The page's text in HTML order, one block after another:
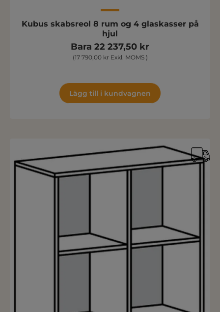
Kubus skabsreol 8 rum og 4 glaskasser på
hjul
Bara 22 237,50 kr
(17 790,00 kr Exkl. MOMS )
Lägg till i kundvagnen